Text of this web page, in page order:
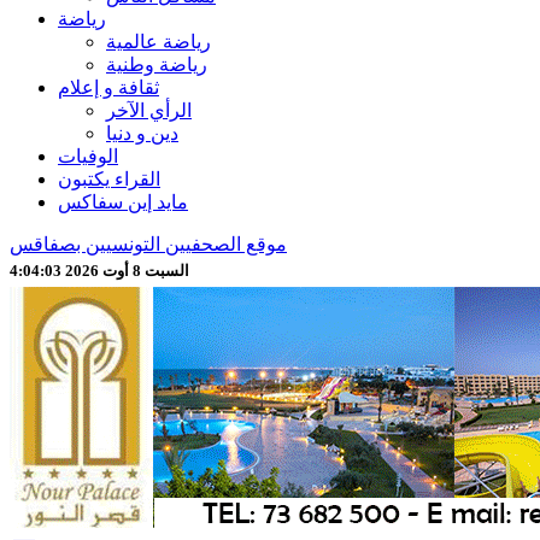
رياضة
رياضة عالمية
رياضة وطنية
ثقافة و إعلام
الرأي الآخر
دين و دنيا
الوفيات
القراء يكتبون
مايد إين سفاكس
موقع الصحفيين التونسيين بصفاقس
السبت 8 أوت 2026 4:04:05